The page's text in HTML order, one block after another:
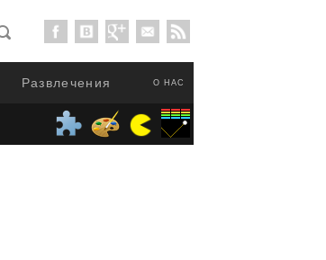
О НАС
Развлечения